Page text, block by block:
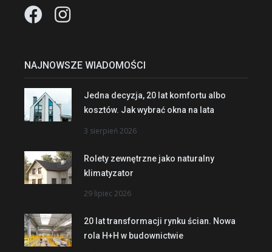
NAJNOWSZE WIADOMOŚCI
Jedna decyzja, 20 lat komfortu albo
kosztów. Jak wybrać okna na lata
3 sierpień 2026
Rolety zewnętrzne jako naturalny
klimatyzator
29 lipiec 2026
20 lat transformacji rynku ścian. Nowa
rola H+H w budownictwie